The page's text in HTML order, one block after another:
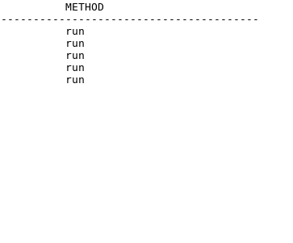
METHOD
WebUtil                       run
WebUtil                       run
WebUtil                       run
WebUtil                       run
run